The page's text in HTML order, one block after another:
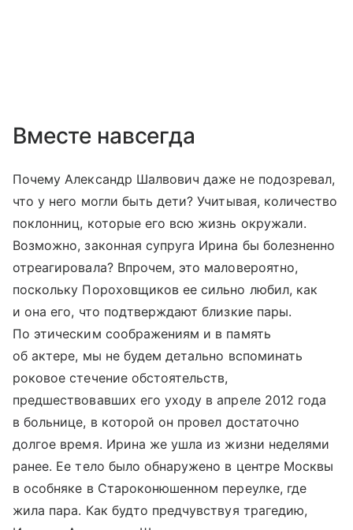
Вместе навсегда
Почему Александр Шалвович даже не подозревал,
что у него могли быть дети? Учитывая, количество
поклонниц, которые его всю жизнь окружали.
Возможно, законная супруга Ирина бы болезненно
отреагировала? Впрочем, это маловероятно,
поскольку Пороховщиков ее сильно любил, как
и она его, что подтверждают близкие пары.
По этическим соображениям и в память
об актере, мы не будем детально вспоминать
роковое стечение обстоятельств,
предшествовавших его уходу в апреле 2012 года
в больнице, в которой он провел достаточно
долгое время. Ирина же ушла из жизни неделями
ранее. Ее тело было обнаружено в центре Москвы
в особняке в Староконюшенном переулке, где
жила пара. Как будто предчувствуя трагедию,